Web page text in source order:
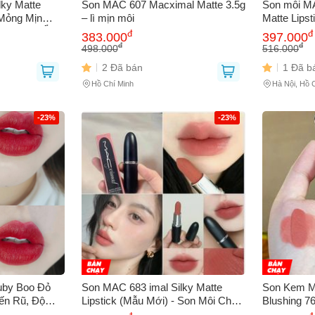
Matte
Mịn
Dưỡng Ẩm,
Son MAC 607 Macximal Matte 3.5g
– lì mịn môi
383.000đ
498.000đ
2 Đã bán
Hồ Chí Minh
Son môi
Matte
397.000đ
516.000đ
1 Đã
Hà Nội, Hồ
-23%
Boo Đỏ
Rũ, Độ
-23%
Son MAC 683 imal Silky Matte
Lipstick (Mẫu Mới) - Son Môi Chất
Son Kem
Blushing